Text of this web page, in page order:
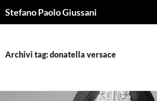
alStefano Paolo Giussani
Archivi tag: donatella versace